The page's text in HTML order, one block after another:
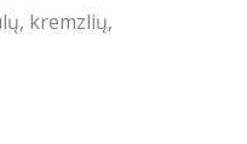
kremzlių,